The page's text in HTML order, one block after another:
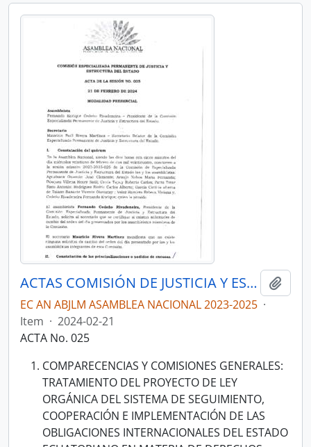
ACTAS COMISIÓN DE JUSTICIA Y ESTRUCTURA DEL ESTADO 2023-2025
EC AN ABJLM ASAMBLEA NACIONAL 2023-2025 ·
Item · 2024-02-21
ACTA No. 025
COMPARECENCIAS Y COMISIONES GENERALES:
TRATAMIENTO DEL PROYECTO DE LEY
ORGÁNICA DEL SISTEMA DE SEGUIMIENTO,
COOPERACIÓN E IMPLEMENTACIÓN DE LAS
OBLIGACIONES INTERNACIONALES DEL ESTADO